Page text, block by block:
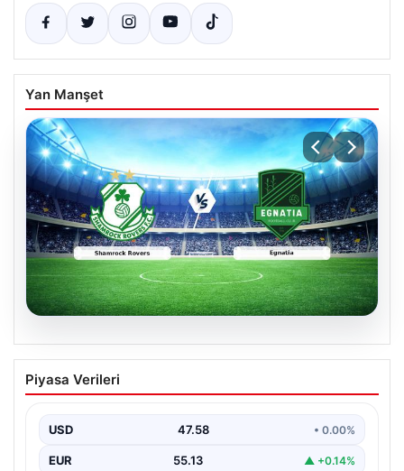
Yan Manşet
05.08.2026
Shamrock Rovers ile Egnatia
Karşılaşmasının Detaylı Özeti ve Kritik
İrlanda temsilcisi Shamrock Rovers, Avrupa kupaları
bir…
Piyasa Verileri
USD 47.58 • 0.00%
EUR 55.13 ▲ +0.14%